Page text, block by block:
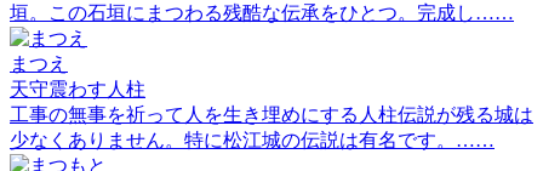
垣。この石垣にまつわる残酷な伝承をひとつ。完成し……
まつえ
天守震わす人柱
工事の無事を祈って人を生き埋めにする人柱伝説が残る城は
少なくありません。特に松江城の伝説は有名です。……